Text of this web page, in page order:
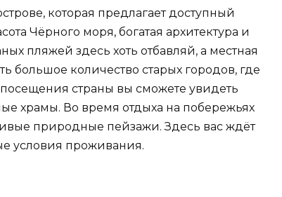
которая предлагает доступный
Чёрного моря, богатая архитектура и
пляжей здесь хоть отбавляй, а местная
большое количество старых городов, где
страны вы сможете увидеть
храмы. Во время отдыха на побережьях
природные пейзажи. Здесь вас ждёт
условия проживания.